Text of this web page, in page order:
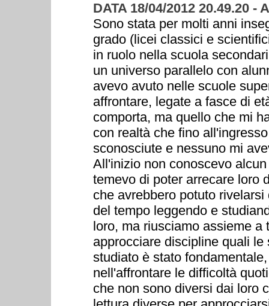
DATA 18/04/2012 20.49.20 -
Sono stata per molti anni
grado (licei classici e
in ruolo nella scuola
un universo parallelo con
avevo avuto nelle scuole
affrontare, legate a fasce di
comporta, ma quello che mi
con realtà che fino
sconosciute e nessuno mi
All'inizio non conoscevo
temevo di poter arrecare loro
che avrebbero potuto
del tempo leggendo e
loro, ma riusciamo assieme
approcciare discipline quali
studiato è stato
nell'affrontare le difficoltà
che non sono diversi dai loro